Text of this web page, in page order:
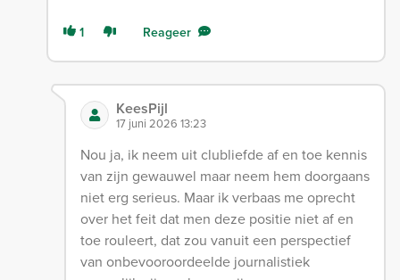
1 Reageer
KeesPijl
17 juni 2026 13:23
Nou ja, ik neem uit clubliefde af en toe kennis
van zijn gewauwel maar neem hem doorgaans
niet erg serieus. Maar ik verbaas me oprecht
over het feit dat men deze positie niet af en
toe rouleert, dat zou vanuit een perspectief
van onbevooroordeelde journalistiek